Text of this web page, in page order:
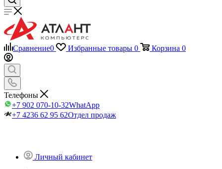
Сравнение0 Избранные товары 0 Корзина 0
Телефоны
+7 902 070-10-32WhatApp
+7 4236 62 95 62Отдел продаж
Личный кабинет